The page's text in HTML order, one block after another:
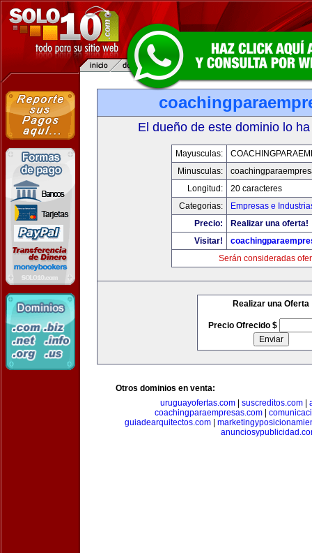
El dueño de este dominio lo
Mayusculas:
Minusculas:
Longitud:
20 caracteres
Categorias:
Empresas e
Precio:
Realizar una oferta!
Visitar!
Serán consideradas
Realizar una Oferta
Precio Ofrecido $
Otros dominios en venta:
uruguayofertas.com| suscreditos.com|
coachingparaempresas.com|
guiadearquitectos.com